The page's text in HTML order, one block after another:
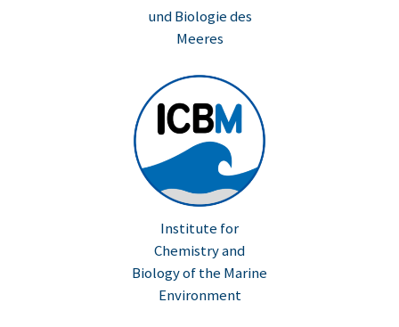
und Biologie des
Meeres
Institute for
Chemistry and
Biology of the Marine
Environment